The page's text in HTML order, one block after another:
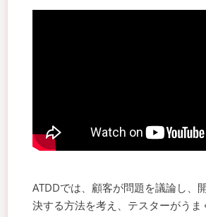
ATDDでは、顧客が問題を議論し、
決する方法を考え、テスターがうま